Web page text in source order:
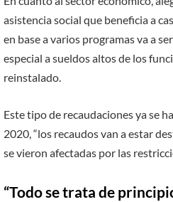
asistencia social que beneficia a
en base a varios programas va a
especial a sueldos altos de los
reinstalado.
Este tipo de recaudaciones ya se
2020, “los recaudos van a estar
se vieron afectadas por las
“Todo se trata de